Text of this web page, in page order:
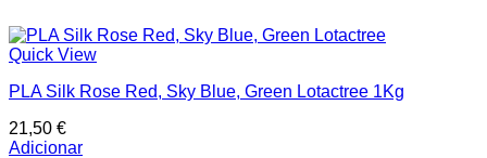
Quick View
PLA Silk Rose Red, Sky Blue, Green Lotactree 1Kg
21,50 €
Adicionar